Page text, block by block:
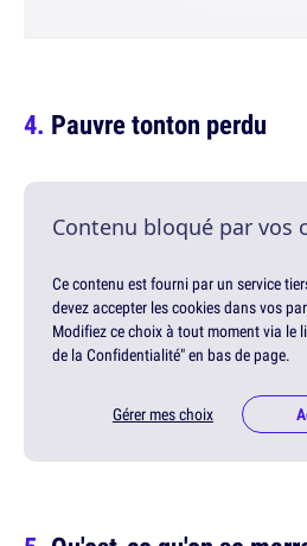
Pauvre tonton perdu
Contenu bloqué par vos
Ce contenu est fourni par un service
devez accepter les cookies dans vos
Modifiez ce choix à tout moment via le
de la Confidentialité" en bas de page.
Gérer mes choix